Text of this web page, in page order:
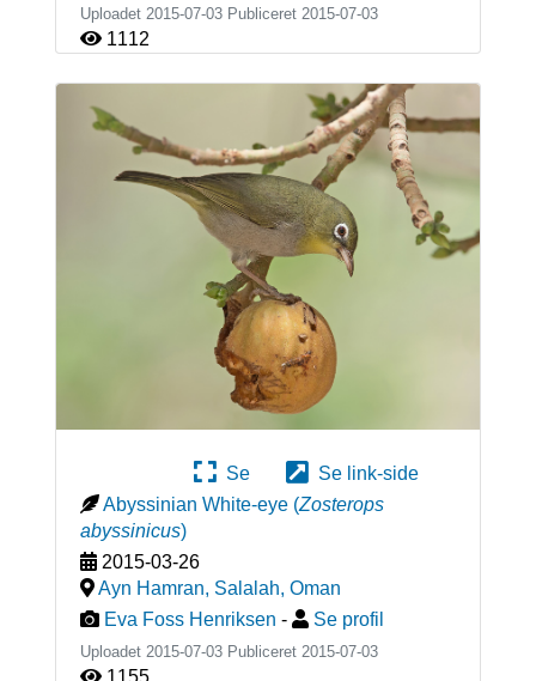
Uploadet 2015-07-03 Publiceret 2015-07-03
1112
Se
Se link-side
Abyssinian White-eye (Zosterops
abyssinicus)
2015-03-26
Ayn Hamran, Salalah, Oman
Eva Foss Henriksen - Se profil
Uploadet 2015-07-03 Publiceret 2015-07-03
1155